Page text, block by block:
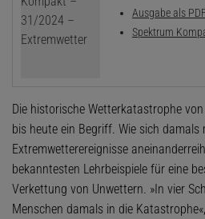
Ausgabe als
Spektrum
Die historische Wetterkatastrophe
bis heute ein Begriff. Wie sich damals
Extremwetterereignisse
bekanntesten Lehrbeispiele für eine
Verkettung von Unwettern. »In vier
Menschen damals in die